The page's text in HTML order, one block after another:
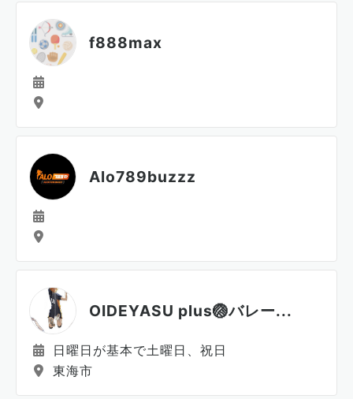
f888max
Alo789buzzz
OIDEYASU plus🏐バレー...
日曜日が基本で土曜日、祝日
東海市